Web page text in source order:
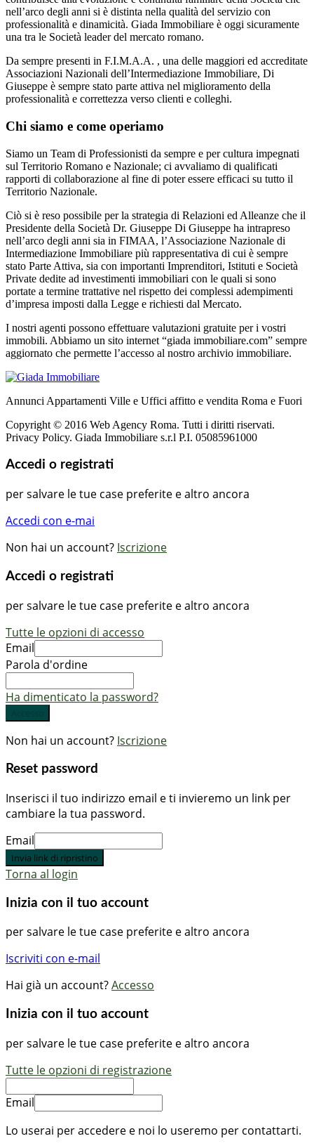
nell’arco degli anni si è distinta nella qualità del servizio con
professionalità e dinamicità. Giada Immobiliare è oggi sicuramente
una tra le Società leader del mercato romano.
Da sempre presenti in F.I.M.A.A. , una delle maggiori ed accreditate
Associazioni Nazionali dell’Intermediazione Immobiliare, Di
Giuseppe è sempre stato parte attiva nel miglioramento della
professionalità e correttezza verso clienti e colleghi.
Chi siamo e come operiamo
Siamo un Team di Professionisti da sempre e per cultura impegnati
sul Territorio Romano e Nazionale; ci avvaliamo di qualificati
rapporti di collaborazione al fine di poter essere efficaci su tutto il
Territorio Nazionale.
Ciò si è reso possibile per la strategia di Relazioni ed Alleanze che il
Presidente della Società Dr. Giuseppe Di Giuseppe ha intrapreso
nell’arco degli anni sia in FIMAA, l’Associazione Nazionale di
Intermediazione Immobiliare più rappresentativa di cui è sempre
stato Parte Attiva, sia con importanti Imprenditori, Istituti e Società
Private dedite ad investimenti immobiliari con le quali si sono
portate a termine trattative nel rispetto dei complessi adempimenti
d’impresa imposti dalla Legge e richiesti dal Mercato.
I nostri agenti possono effettuare valutazioni gratuite per i vostri
immobili. Abbiamo un sito internet “giada immobiliare.com” sempre
aggiornato che permette l’accesso al nostro archivio immobiliare.
Annunci Appartamenti Ville e Uffici affitto e vendita Roma e Fuori
Copyright © 2016 Web Agency Roma. Tutti i diritti riservati.
Privacy Policy. Giada Immobiliare s.r.l P.I. 05085961000
Accedi o registrati
per salvare le tue case preferite e altro ancora
Accedi con e-mai
Non hai un account? Iscrizione
Accedi o registrati
per salvare le tue case preferite e altro ancora
Tutte le opzioni di accesso
Email
Parola d'ordine
Ha dimenticato la password?
Non hai un account? Iscrizione
Reset password
Inserisci il tuo indirizzo email e ti invieremo un link per
cambiare la tua password.
Email
Invia link di ripristino
Torna al login
Inizia con il tuo account
per salvare le tue case preferite e altro ancora
Iscriviti con e-mail
Hai già un account?Accesso
Inizia con il tuo account
per salvare le tue case preferite e altro ancora
Tutte le opzioni di registrazione
Email
Lo userai per accedere e noi lo useremo per contattarti.